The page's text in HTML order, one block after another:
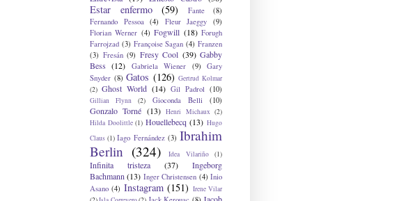
Estar enfermo (59) Fante
(8)
Fernando Pessoa
(4) Fleur Jaeggy
(9)
Florian Werner (4) Fogwill (18) Forugh
Farrojzad (3) Françoise Sagan (4) Franzen
(3) Fresán (9) Fresy Cool (39) Gabby
Bess (12) Gabriela Wiener (9)
Gary
Snyder (8) Gatos (126) Gertrud Kolmar
(2) Ghost World (14) Gil Padrol (10)
Gillian Flynn (2) Gioconda Belli (10)
Gonzalo Torné (13) Henri Michaux (2)
Hilda Doolittle (1) Houellebecq (13) Hugo
Claus (1) Iago Fernández (3) Ibrahim
Berlin (324) Idea Vilariño (1)
Infinita tristeza (37)
Ingeborg
Bachmann (13) Inger Christensen (4) Inio
Asano (4) Instagram (151) Irene Vilar
Jacob